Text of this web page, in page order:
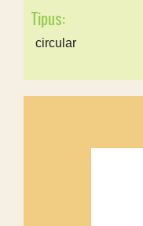
Tipus:
circular